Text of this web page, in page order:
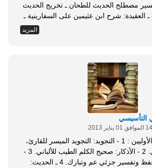
وعلومه: تيسير مصطلح الحديث للطحان ـ تخريج الحديث
ودراسة الأسانيد. 3 ـ العقيدة: شرح ابن عثيمين على السفارينية ـ
المصفى لمحمد عيد ـ قواعد الإملاء والترقيم المقرر
المزيد
التأسيسي
أولا: منهج السنتين الأوليين : 1 - التجويد: التجويد الميسر للقارئ،
أو البرهان لقمحاوي. 2 - الأذكار: صحيح الكلم الطيب للألباني. 3 -
القرآن والتفسير: حفظ وتفسير جزئي عم وتبارك. 4 ـ الحديث: